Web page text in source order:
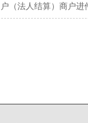
户（法人结算）商户